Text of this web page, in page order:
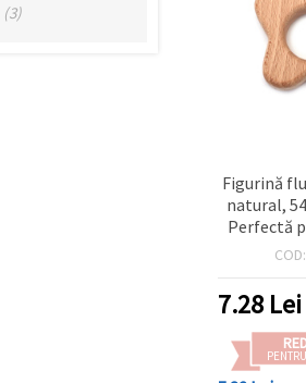
(3)
Figurină
natural,
Perfectă
craft,COD:
7.28 Lei